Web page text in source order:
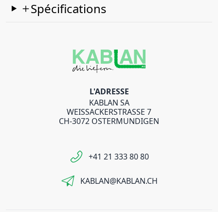
Spécifications
L'ADRESSE
KABLAN SA
WEISSACKERSTRASSE 7
CH-3072 OSTERMUNDIGEN
+41 21 333 80 80
KABLAN@KABLAN.CH